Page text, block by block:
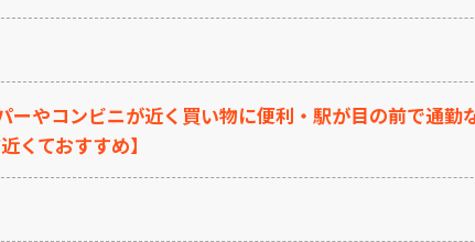
ーやコンビニが近く買い物に便利・駅が目の前で通勤
くておすすめ】